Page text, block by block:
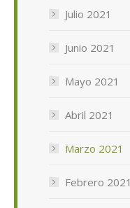
Julio 2021
Junio 2021
Mayo 2021
Abril 2021
Marzo 2021
Febrero 2021